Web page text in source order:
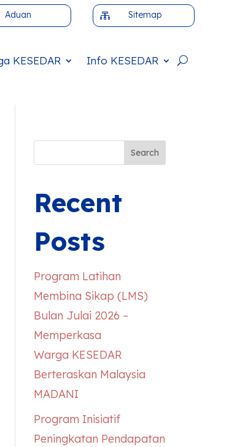
Aduan  Sitemap
KESEDAR Info KESEDAR
Search
Recent
Posts
Program Latihan
Membina Sikap (LMS)
Bulan Julai 2026 –
Memperkasa
Warga KESEDAR
Berteraskan Malaysia
MADANI
Program Inisiatif
Peningkatan Pendapatan